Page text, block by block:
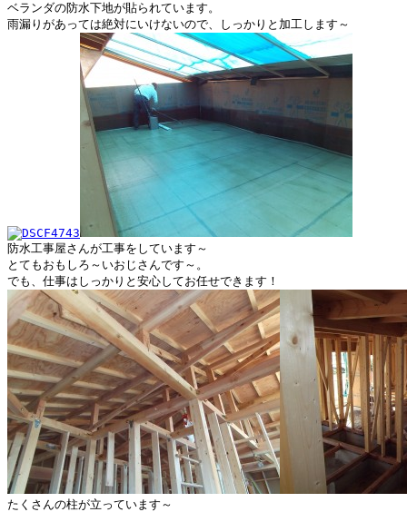
ベランダの防水下地が貼られています。
防水工事屋さんが工事をしています～
とてもおもしろ～いおじさんです～。
たくさんの柱が立っています～